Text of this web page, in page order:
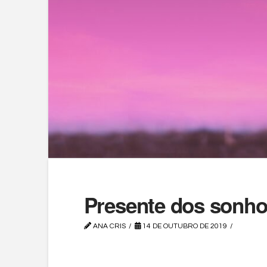
Presente dos
ANA CRIS 14 DE OUTUBRO DE 2019